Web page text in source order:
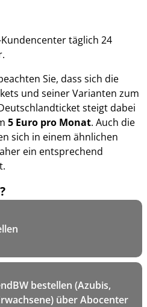
täglich 24
Sie, dass sich die
und seiner Varianten zum
steigt dabei
5 Euro pro Monat. Auch die
sich in einem ähnlichen
ein entsprechend
bestellen (Azubis,
über Abocenter